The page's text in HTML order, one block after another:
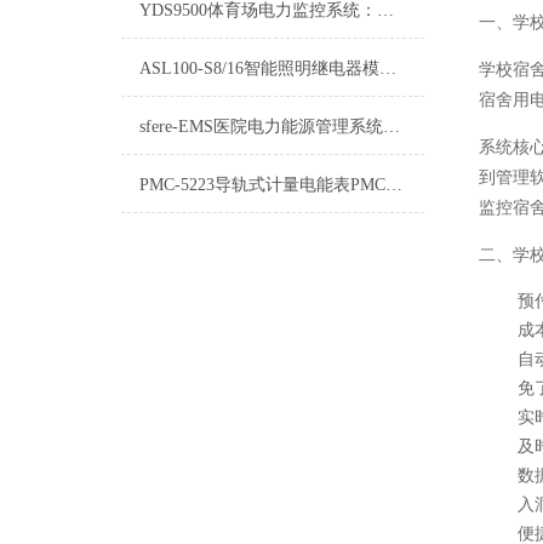
YDS9500体育场电力监控系统：保障赛事与活动的电力守护者
ASL100-S8/16智能照明继电器模块-规格示例
sfere-EMS医院电力能源管理系统：守护生命线的智慧引擎
PMC-5223导轨式计量电能表PMC-5223舜高解决方案
一、学
学校宿
宿舍用
系统核
到管理
监控宿
二、学
预
成
自
免
实
及
数
入
便